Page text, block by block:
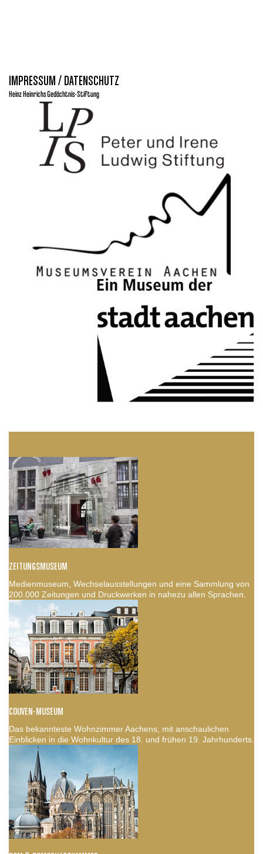
IMPRESSUM / DATENSCHUTZ
Heinz Heinrichs Gedächtnis-Stiftung
ZEITUNGSMUSEUM
Medienmuseum, Wechselausstellungen und eine Sammlung von
200.000 Zeitungen und Druckwerken in nahezu allen Sprachen.
COUVEN-MUSEUM
Das bekannteste Wohnzimmer Aachens, mit anschaulichen
Einblicken in die Wohnkultur des 18. und frühen 19. Jahrhunderts.